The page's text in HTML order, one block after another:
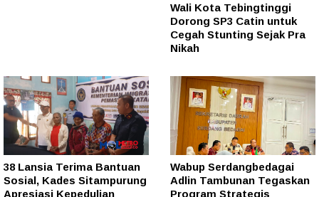
Wali Kota Tebingtinggi
Dorong SP3 Catin untuk
Cegah Stunting Sejak Pra
Nikah
38 Lansia Terima Bantuan
Sosial, Kades Sitampurung
Apresiasi Kepedulian
Wabup Serdangbedagai
Adlin Tambunan Tegaskan
Program Strategis